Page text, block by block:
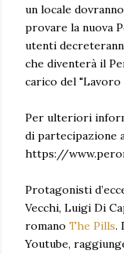
un locale
provare la nuova
utenti
che diventerà il
carico del "Lavoro
Per ulteriori
di partecipazione
https://
Protagonisti
Vecchi, Luigi Di
romano The Pills.
Youtube,